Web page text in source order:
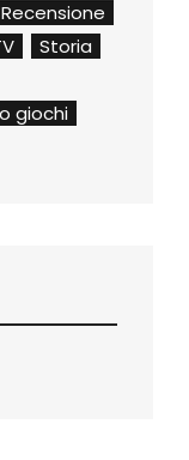
Recensione
Storia
giochi